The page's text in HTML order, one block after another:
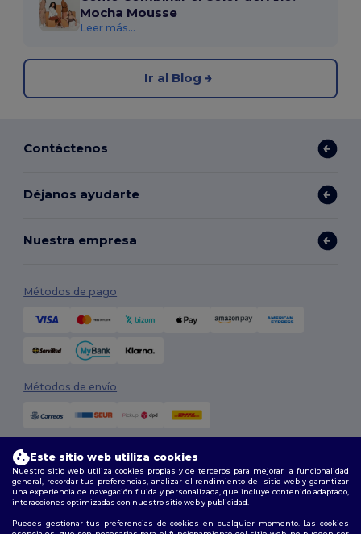
Mocha Mousse
Leer más...
Ir al Blog
Contáctenos
Déjanos ayudarte
Nuestra empresa
Métodos de pago
Métodos de envío
Síguenos
Este sitio web utiliza cookies
Nuestro sitio web utiliza cookies propias y de terceros para mejorar la funcionalidad
general, recordar tus preferencias, analizar el rendimiento del sitio web y garantizar
una experiencia de navegación fluida y personalizada, que incluye contenido adaptado,
interacciones optimizadas con nuestro sitio web y publicidad.
Puedes gestionar tus preferencias de cookies en cualquier momento. Las cookies